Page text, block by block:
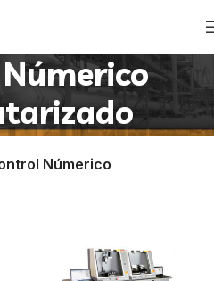
Númerico